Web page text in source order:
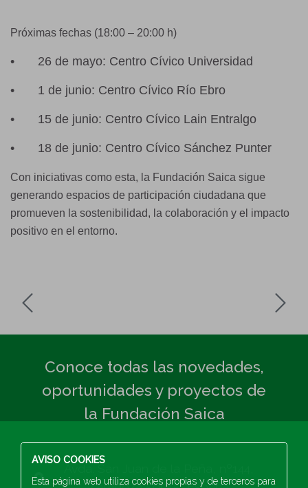
Próximas fechas (18:00 – 20:00 h)
• 26 de mayo: Centro Cívico Universidad
• 1 de junio: Centro Cívico Río Ebro
• 15 de junio: Centro Cívico Lain Entralgo
• 18 de junio: Centro Cívico Sánchez Punter
Con iniciativas como esta, la Fundación Saica sigue
generando espacios de participación ciudadana que
promueven la sostenibilidad, la colaboración y el impacto
positivo en el entorno.
Conoce todas las novedades,
oportunidades y proyectos de
la Fundación Saica
AVISO COOKIES
Esta página web utiliza cookies propias y de terceros para